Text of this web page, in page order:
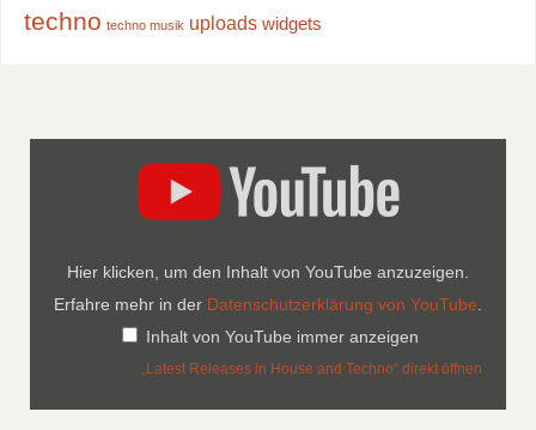
techno techno musik uploads widgets
Hier klicken, um den Inhalt von YouTube anzuzeigen.
Erfahre mehr in der Datenschutzerklärung von YouTube
Inhalt von YouTube immer anzeigen
„Latest Releases in House and Techno“ direkt öffnen